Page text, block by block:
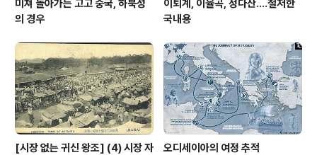
미쳐 돌아가는 고고 중국, 하북성
의 경우
이퇴계, 이율곡, 정다산....철저한
국내용
[시장 없는 귀신 왕조] (4) 시장 자
오디세이아의 여정 추적